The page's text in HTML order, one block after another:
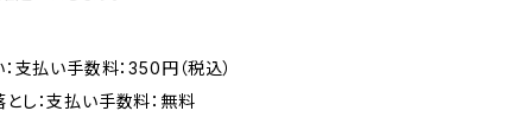
支払い手数料：350円（税込）
し：支払い手数料：無料